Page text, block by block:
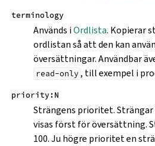
terminology
Används iOrdlista. Kopierar
ordlistan så att den kan
översättningar. Användbar
read-only , till exempel i
priority:N
Strängens prioritet.
visas först för översättning.
100. Ju högre prioritet en